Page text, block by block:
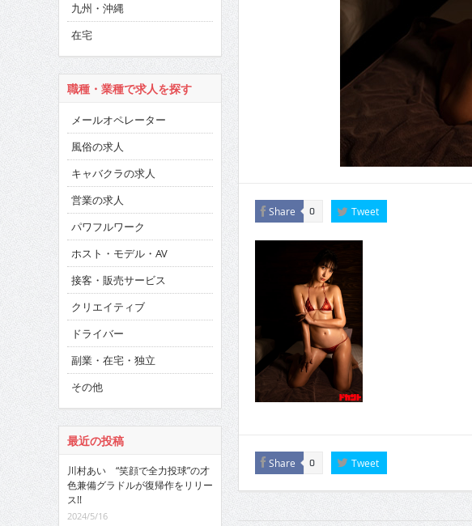
Share 0 Tweet
Share 0 Tweet
九州・沖縄
在宅
職種・業種で求人を探す
メールオペレーター
風俗の求人
キャバクラの求人
営業の求人
パワフルワーク
ホスト・モデル・AV
接客・販売サービス
クリエイティブ
ドライバー
副業・在宅・独立
その他
最近の投稿
川村あい “笑顔で全力投球”の才
色兼備グラドルが復帰作をリリー
ス!!
2024/5/16